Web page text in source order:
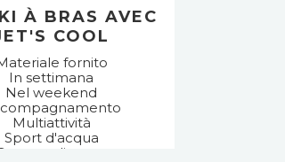
À BRAS AVEC
COOL
fornito
In settimana
Nel weekend
Multiattività
Sport d'acqua
di mare